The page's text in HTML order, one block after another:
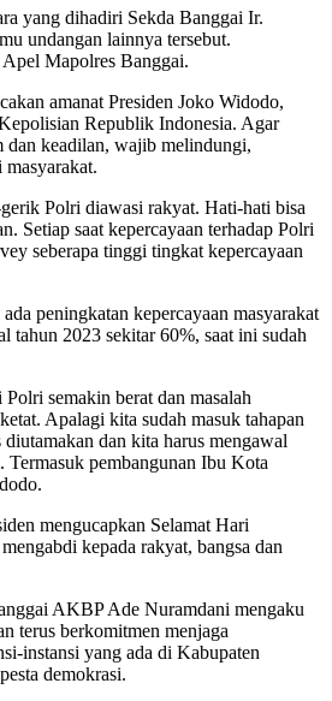
yang dihadiri Sekda Banggai Ir.
undangan lainnya tersebut.
Mapolres Banggai.
amanat Presiden Joko Widodo,
Republik Indonesia. Agar
dan keadilan, wajib melindungi,
Polri diawasi rakyat. Hati-hati bisa
Setiap saat kepercayaan terhadap Polri
seberapa tinggi tingkat kepercayaan
peningkatan kepercayaan masyarakat
tahun 2023 sekitar 60%, saat ini sudah
semakin berat dan masalah
Apalagi kita sudah masuk tahapan
dan kita harus mengawal
Termasuk pembangunan Ibu Kota
mengucapkan Selamat Hari
kepada rakyat, bangsa dan
AKBP Ade Nuramdani mengaku
terus berkomitmen menjaga
instansi yang ada di Kabupaten
demokrasi.